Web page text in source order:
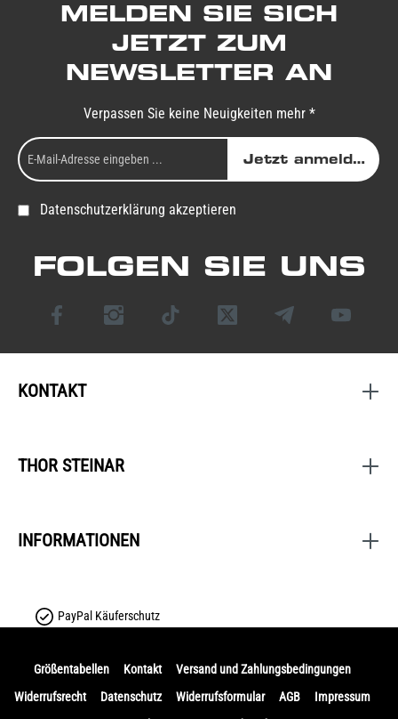
MELDEN SIE SICH
JETZT ZUM
NEWSLETTER AN
Verpassen Sie keine Neuigkeiten mehr *
Jetzt anmelden
Datenschutzerklärung akzeptieren
FOLGEN SIE UNS
KONTAKT
THOR STEINAR
INFORMATIONEN
PayPal Käuferschutz
Größentabellen Kontakt
Versand und Zahlungsbedingungen
Widerrufsrecht
Datenschutz Widerrufsformular AGB
Impressum